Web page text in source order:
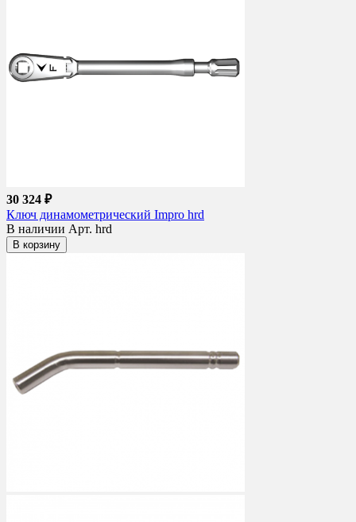
30 324 ₽
Ключ динамометрический Impro hrd
В наличии Арт. hrd
В корзину